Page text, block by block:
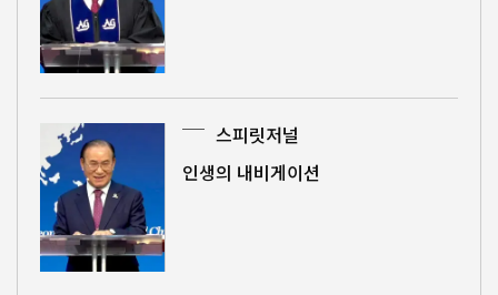
스피릿저널
인생의 내비게이션